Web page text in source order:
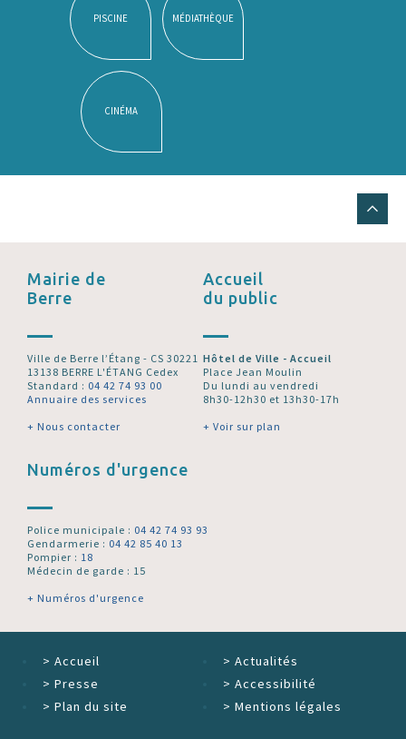
PISCINE MÉDIATHÈQUE
CINÉMA
Mairie de
Berre
Ville de Berre l’Étang - CS 30221
13138 BERRE L'ÉTANG Cedex
Standard : 04 42 74 93 00
Annuaire des services
+ Nous contacter
Accueil
du public
Hôtel de Ville - Accueil
Place Jean Moulin
Du lundi au vendredi
8h30-12h30 et 13h30-17h
+ Voir sur plan
Numéros d'urgence
Police municipale : 04 42 74 93 93
Gendarmerie : 04 42 85 40 13
Pompier : 18
Médecin de garde : 15
+ Numéros d'urgence
> Accueil > Actualités
> Presse > Accessibilité
> Plan du site > Mentions légales